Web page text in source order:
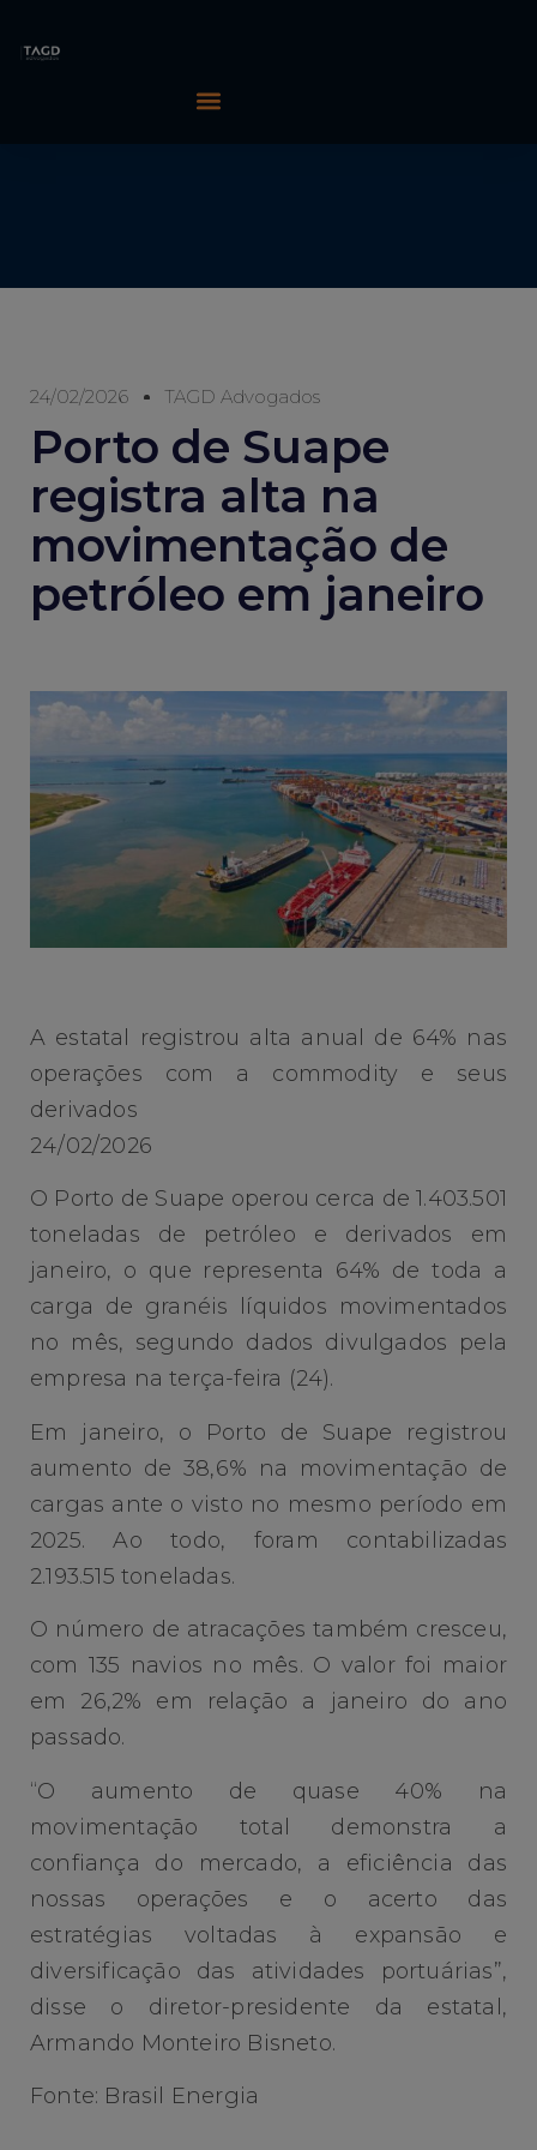
24/02/2026 TAGD Advogados
Porto de Suape
registra alta na
movimentação de
petróleo em janeiro
A estatal registrou alta anual de 64% nas
operações com a commodity e seus
derivados
24/02/2026
O Porto de Suape operou cerca de 1.403.501
toneladas de petróleo e derivados em
janeiro, o que representa 64% de toda a
carga de granéis líquidos movimentados
no mês, segundo dados divulgados pela
empresa na terça-feira (24).
Em janeiro, o Porto de Suape registrou
aumento de 38,6% na movimentação de
cargas ante o visto no mesmo período em
2025. Ao todo, foram contabilizadas
2.193.515 toneladas.
O número de atracações também cresceu,
com 135 navios no mês. O valor foi maior
em 26,2% em relação a janeiro do ano
passado.
“O aumento de quase 40% na
movimentação total demonstra a
confiança do mercado, a eficiência das
nossas operações e o acerto das
estratégias voltadas à expansão e
diversificação das atividades portuárias”,
disse o diretor-presidente da estatal,
Armando Monteiro Bisneto.
Fonte: Brasil Energia